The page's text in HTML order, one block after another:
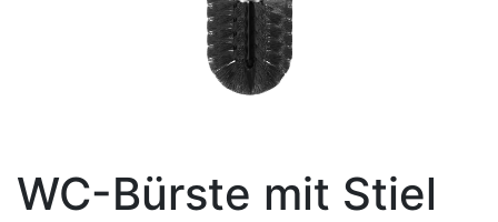
WC-Bürste mit Stiel